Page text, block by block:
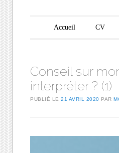
Menu principal
Aller au contenu
Accueil CV
Conseil sur
interpréter ? (1)
PUBLIÉ LE21 AVRIL 2020 PAR